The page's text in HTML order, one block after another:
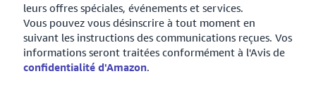
leurs offres spéciales, événements et services.
Vous pouvez vous désinscrire à tout moment en
suivant les instructions des communications reçues. Vos
informations seront traitées conformément à l'Avis de
confidentialité d'Amazon.